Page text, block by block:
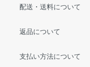
配送・送料について
返品について
支払い方法について